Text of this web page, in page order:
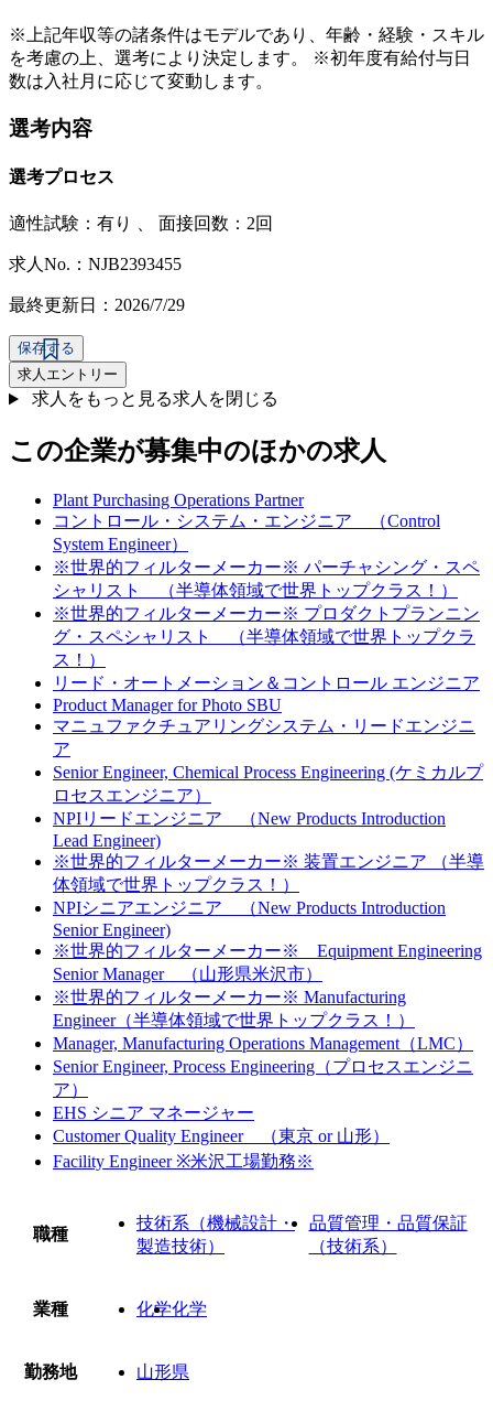
※上記年収等の諸条件はモデルであり、年齢・経験・スキル
を考慮の上、選考により決定します。 ※初年度有給付与日
数は入社月に応じて変動します。
選考内容
選考プロセス
適性試験： 有り 面接回数：2回
求人No.：NJB2393455
最終更新日：2026/7/29
保存する
求人エントリー
求人をもっと見る求人を閉じる
この企業が募集中のほかの求人
Plant Purchasing Operations Partner
コントロール・システム・エンジニア （Control
System Engineer）
※世界的フィルターメーカー※ パーチャシング・スペ
シャリスト （半導体領域で世界トップクラス！）
※世界的フィルターメーカー※ プロダクトプランニン
グ・スペシャリスト （半導体領域で世界トップクラ
ス！）
リード・オートメーション＆コントロール エンジニア
Product Manager for Photo SBU
マニュファクチュアリングシステム・リードエンジニ
ア
Senior Engineer, Chemical Process Engineering (ケミカルプ
ロセスエンジニア）
NPIリードエンジニア （New Products Introduction
Lead Engineer)
※世界的フィルターメーカー※ 装置エンジニア （半導
体領域で世界トップクラス！）
NPIシニアエンジニア （New Products Introduction
Senior Engineer)
※世界的フィルターメーカー※ Equipment Engineering
Senior Manager （山形県米沢市）
※世界的フィルターメーカー※ Manufacturing
Engineer（半導体領域で世界トップクラス！）
Manager, Manufacturing Operations Management（LMC）
Senior Engineer, Process Engineering（プロセスエンジニ
ア）
EHS シニア マネージャー
Customer Quality Engineer （東京 or 山形）
Facility Engineer ※米沢工場勤務※
職種
技術系（機械設計・
製造技術）
品質管理・品質保証
（技術系）
業種 化学化学
勤務地 山形県